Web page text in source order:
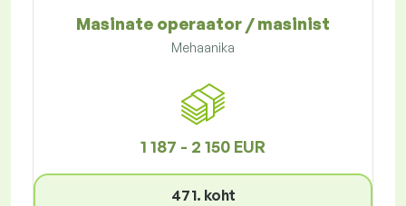
Masinate operaator / masinist
Mehaanika
1 187 - 2 150 EUR
471. koht